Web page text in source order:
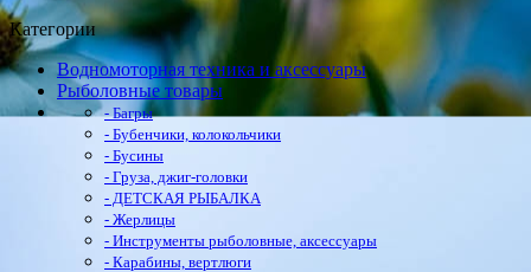
Категории
Водномоторная техника и аксессуары
Рыболовные товары
- Багры
- Бубенчики, колокольчики
- Бусины
- Груза, джиг-головки
- ДЕТСКАЯ РЫБАЛКА
- Жерлицы
- Инструменты рыболовные, аксессуары
- Карабины, вертлюги